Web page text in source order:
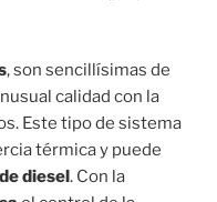
, son sencillísimas de
calidad con la
Este tipo de sistema
térmica y puede
diesel. Con la